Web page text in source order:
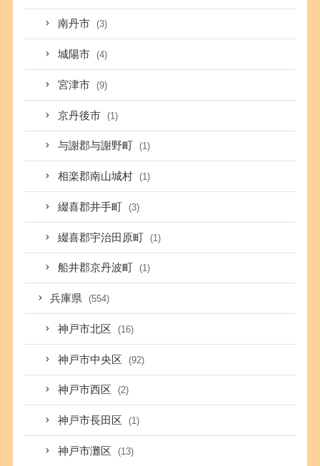
南丹市 (3)
城陽市 (4)
宮津市 (9)
京丹後市 (1)
与謝郡与謝野町 (1)
相楽郡南山城村 (1)
綴喜郡井手町 (3)
綴喜郡宇治田原町 (1)
船井郡京丹波町 (1)
兵庫県 (554)
神戸市北区 (16)
神戸市中央区 (92)
神戸市西区 (2)
神戸市長田区 (1)
神戸市灘区 (13)